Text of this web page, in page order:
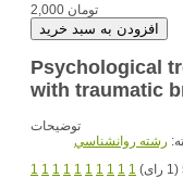
2,000 تومان
Psychological
with traumatic
توضیحات
رشته روانشناسي
1 1 1 1 1 1 1 1 1 1